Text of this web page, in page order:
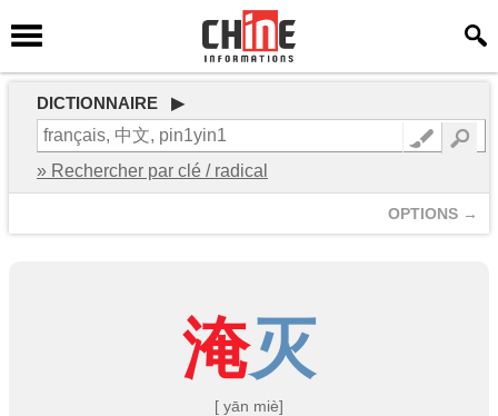
DICTIONNAIRE ▶
» Rechercher par clé / radical
OPTIONS →
淹灭
[ yān miè]